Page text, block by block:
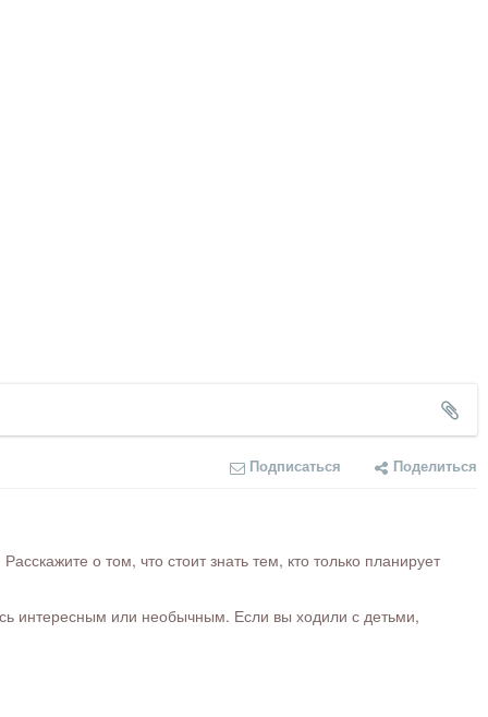
Подписаться Поделиться
о том, что стоит знать тем, кто только планирует
интересным или необычным. Если вы ходили с детьми,